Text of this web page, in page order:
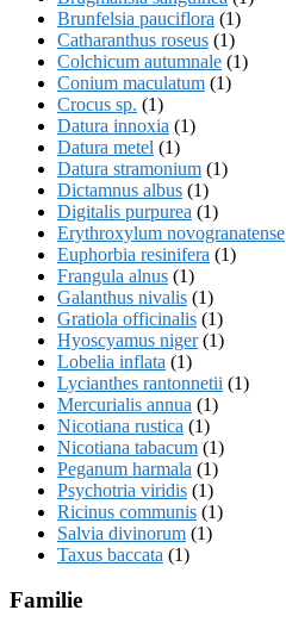
Brunfelsia pauciflora (1)
Catharanthus roseus (1)
Colchicum autumnale (1)
Conium maculatum (1)
Crocus sp. (1)
Datura innoxia (1)
Datura metel (1)
Datura stramonium (1)
Dictamnus albus (1)
Digitalis purpurea (1)
Erythroxylum novogranatense
Euphorbia resinifera (1)
Frangula alnus (1)
Galanthus nivalis (1)
Gratiola officinalis (1)
Hyoscyamus niger(1)
Lobelia inflata (1)
Lycianthes rantonnetii (1)
Mercurialis annua (1)
Nicotiana rustica (1)
Nicotiana tabacum (1)
Peganum harmala (1)
Psychotria viridis (1)
Ricinus communis (1)
Salvia divinorum (1)
Taxus baccata (1)
Familie